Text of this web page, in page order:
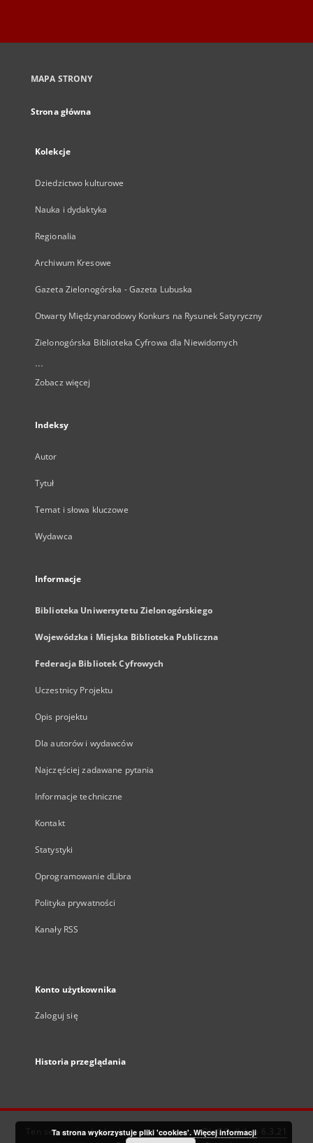
MAPA STRONY
Strona główna
Kolekcje
Dziedzictwo kulturowe
Nauka i dydaktyka
Regionalia
Archiwum Kresowe
Gazeta Zielonogórska - Gazeta Lubuska
Otwarty Międzynarodowy Konkurs na Rysunek Satyryczny
Zielonogórska Biblioteka Cyfrowa dla Niewidomych
...
Zobacz więcej
Indeksy
Autor
Tytuł
Temat i słowa kluczowe
Wydawca
Informacje
Biblioteka Uniwersytetu Zielonogórskiego
Wojewódzka i Miejska Biblioteka Publiczna
Federacja Bibliotek Cyfrowych
Uczestnicy Projektu
Opis projektu
Dla autorów i wydawców
Najczęściej zadawane pytania
Informacje techniczne
Kontakt
Statystyki
Oprogramowanie dLibra
Polityka prywatności
Kanały RSS
Konto użytkownika
Zaloguj się
Historia przeglądania
Ten serwis działa dzięki oprogramowaniuDInGO dLibra 6.3.21
Ta strona wykorzystuje pliki 'cookies'. Więcej informacji